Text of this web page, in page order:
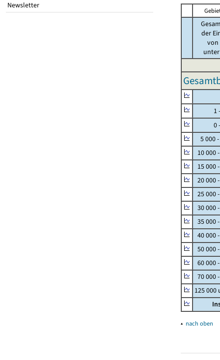
Newsletter
der
von
unter
1 -
0 -
5 000
10 000
15 000
20 000
25 000
30 000
35 000
40 000
50 000
60 000
70 000
125
▴ nach oben